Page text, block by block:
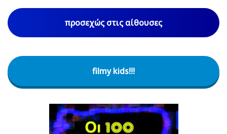
προσεχώς στις αίθουσες
filmy kids!!!